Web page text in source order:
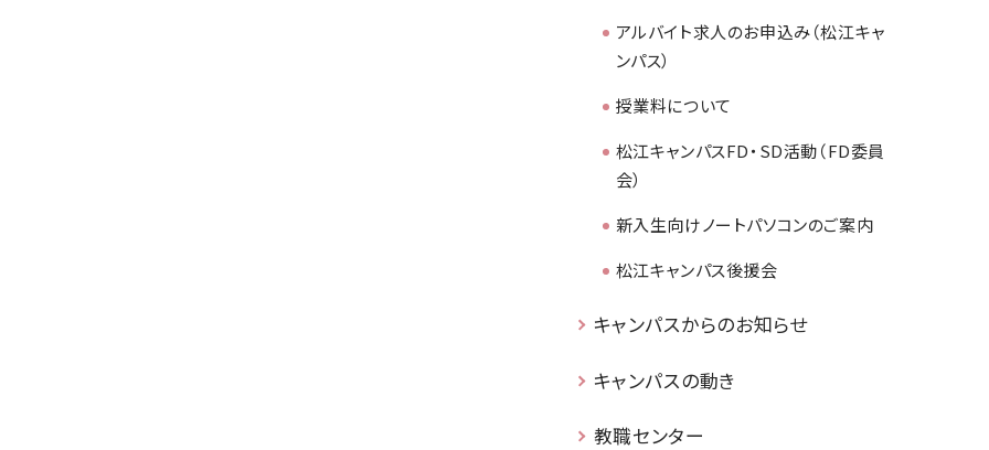
アルバイト求人のお申込み（松江キャ
ンパス）
授業料について
松江キャンパスFD・SD活動（FD委員
会）
新入生向けノートパソコンのご案内
松江キャンパス後援会
キャンパスからのお知らせ
キャンパスの動き
教職センター